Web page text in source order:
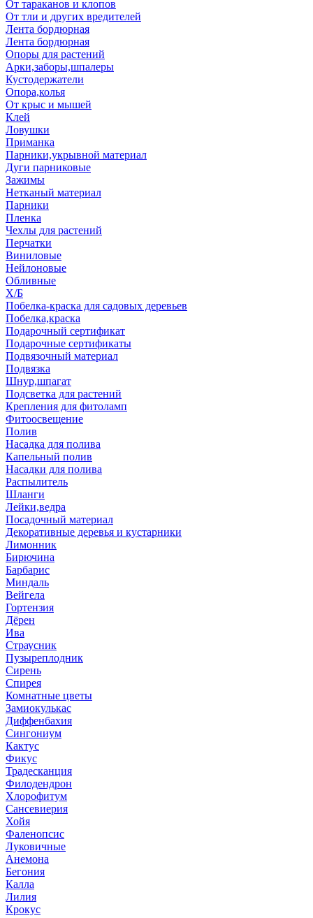
От тараканов и клопов
От тли и других вредителей
Лента бордюрная
Лента бордюрная
Опоры для растений
Арки,заборы,шпалеры
Кустодержатели
Опора,колья
От крыс и мышей
Клей
Ловушки
Приманка
Парники,укрывной материал
Дуги парниковые
Зажимы
Нетканый материал
Парники
Пленка
Чехлы для растений
Перчатки
Виниловые
Нейлоновые
Обливные
Х/Б
Побелка-краска для садовых деревьев
Побелка,краска
Подарочный сертификат
Подарочные сертификаты
Подвязочный материал
Подвязка
Шнур,шпагат
Подсветка для растений
Крепления для фитоламп
Фитоосвещение
Полив
Насадка для полива
Капельный полив
Насадки для полива
Распылитель
Шланги
Лейки,ведра
Посадочный материал
Декоративные деревья и кустарники
Лимонник
Бирючина
Барбарис
Миндаль
Вейгела
Гортензия
Дёрен
Ива
Страусник
Пузыреплодник
Сирень
Спирея
Комнатные цветы
Замиокулькас
Диффенбахия
Сингониум
Кактус
Фикус
Традесканция
Филодендрон
Хлорофитум
Сансевиерия
Хойя
Фаленопсис
Луковичные
Анемона
Бегония
Калла
Лилия
Крокус